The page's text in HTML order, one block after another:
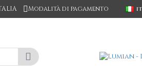
Modalità di pagamento